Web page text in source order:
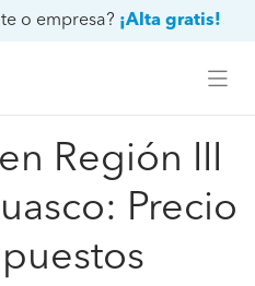
o empresa? ¡Alta gratis!
Región III
Precio